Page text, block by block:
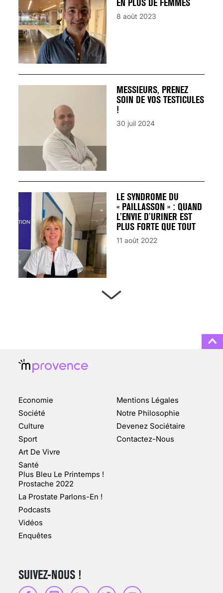
EN PLUS DE FEMMES
8 août 2023
MESSIEURS, PRENEZ
SOIN DE VOS TESTICULES
!
30 juil 2024
LE SYNDROME DU
« PAILLASSON » : QUAND
L’ENVIE D’URINER EST
PLUS FORTE QUE TOUT
11 août 2022
CHANGEMENT DE SEXE :
DES DEMANDES
TOUJOURS PLUS
NOMBREUSES
Economie
Société
Culture
Sport
Art De Vivre
Santé
Plus Bleu Le Printemps !
Prostache 2022
La Prostate Parlons-En !
Podcasts
Vidéos
Enquêtes
Mentions Légales
Notre Philosophie
Devenez Sociétaire
Contactez-Nous
SUIVEZ-NOUS !